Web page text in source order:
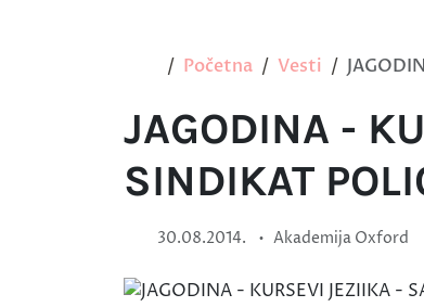
Početna Vesti
JAGODINA -
SINDIKAT
30.08.2014. • Akademija Oxford